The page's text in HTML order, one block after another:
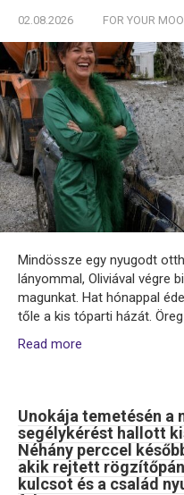
02.08.2026 FOR YOUR
Mindössze egy nyugodt
lányommal, Oliviával végre
magunkat. Hat hónappal
tőle a kis tóparti házát. Öreg
Read more
Unokája temetésén a
segélykérést hallott
Néhány perccel
akik rejtett
kulcsot és a család